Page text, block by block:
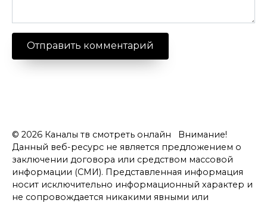
© 2026 Каналы тв смотреть онлайн Внимание!
Данный веб-ресурс не является предложением о
заключении договора или средством массовой
информации (СМИ). Представленная информация
носит исключительно информационный характер и
не сопровождается никакими явными или